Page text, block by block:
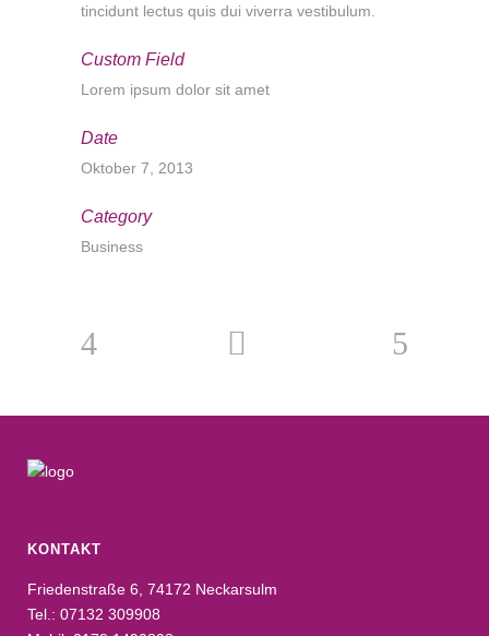
tincidunt lectus quis dui viverra vestibulum.
Custom Field
Lorem ipsum dolor sit amet
Date
Oktober 7, 2013
Category
Business
KONTAKT
Friedenstraße 6, 74172 Neckarsulm
Tel.: 07132 309908